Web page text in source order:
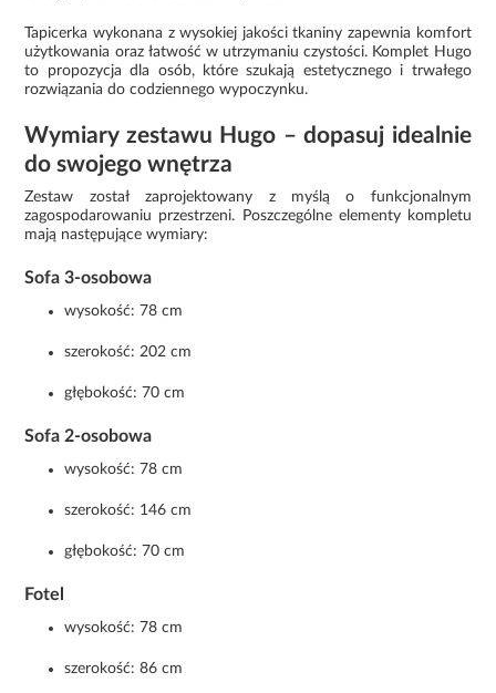
Tapicerka wykonana z wysokiej jakości tkaniny zapewnia komfort
użytkowania oraz łatwość w utrzymaniu czystości. Komplet Hugo
to propozycja dla osób, które szukają estetycznego i trwałego
rozwiązania do codziennego wypoczynku.
Wymiary zestawu Hugo – dopasuj idealnie
do swojego wnętrza
Zestaw został zaprojektowany z myślą o funkcjonalnym
zagospodarowaniu przestrzeni. Poszczególne elementy kompletu
mają następujące wymiary:
Sofa 3-osobowa
wysokość: 78 cm
szerokość: 202 cm
głębokość: 70 cm
Sofa 2-osobowa
wysokość: 78 cm
szerokość: 146 cm
głębokość: 70 cm
Fotel
wysokość: 78 cm
szerokość: 86 cm